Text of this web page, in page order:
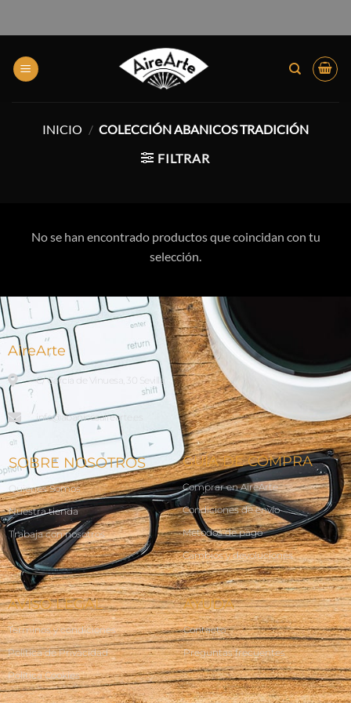
INICIO / COLECCIÓN ABANICOS TRADICIÓN
FILTRAR
No se han encontrado productos que coincidan con tu
selección.
AireArte
C/ García de Vinuesa, 30 Sevilla
info@abanicosairearte.es
SOBRE NOSOTROS
Quienes Somos
Nuestra tienda
Trabaja con nosotros
GUÍA DE COMPRA
Comprar en AireArte
Condiciones de envío
Métodos de pago
Cambios y devoluciones
AVISO LEGAL
Terminos y condiciones
Política de Privacidad
Política Cookies
AYUDA
Contacto
Preguntas frecuentes